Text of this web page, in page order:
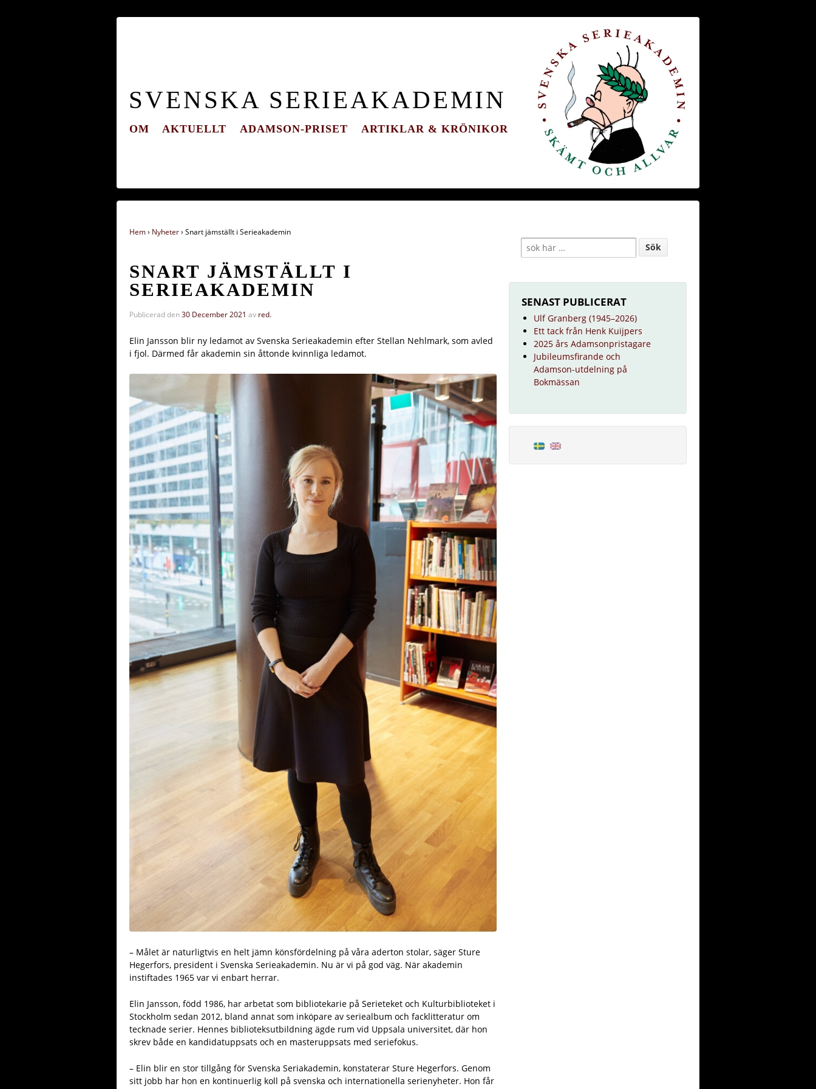
SVENSKA SERIEAKADEMIN
OM AKTUELLT ADAMSON-PRISET ARTIKLAR & KRÖNIKOR
Hem› Nyheter› Snart jämställt i Serieakademin
SNART JÄMSTÄLLT I
SERIEAKADEMIN
Publicerad den30 December 2021 av red.
Elin Jansson blir ny ledamot av Svenska Serieakademin efter Stellan Nehlmark, som avled
i fjol. Därmed får akademin sin åttonde kvinnliga ledamot.
– Målet är naturligtvis en helt jämn könsfördelning på våra aderton stolar, säger Sture
Hegerfors, president i Svenska Serieakademin. Nu är vi på god väg. När akademin
instiftades 1965 var vi enbart herrar.
Elin Jansson, född 1986, har arbetat som bibliotekarie på Serieteket och Kultur­biblioteket i
Stockholm sedan 2012, bland annat som inköpare av seriealbum och facklitteratur om
tecknade serier. Hennes biblioteks­utbildning ägde rum vid Uppsala universitet, där hon
skrev både en kandidatuppsats och en masteruppsats med seriefokus.
– Elin blir en stor tillgång för Svenska Seriakademin, konstaterar Sture Hegerfors. Genom
sitt jobb har hon en kontinuerlig koll på svenska och internationella serienyheter. Hon får
SENAST PUBLICERAT
Ulf Granberg (1945–2026)
Ett tack från Henk Kuijpers
2025 års Adamsonpristagare
Jubileumsfirande och
Adamson-utdelning på
Bokmässan